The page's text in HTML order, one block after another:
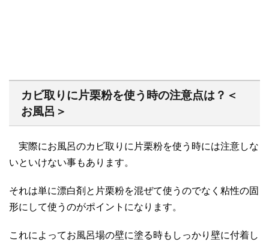
カビ取りに片栗粉を使う時の注意点は？＜
お風呂＞
実際にお風呂のカビ取りに片栗粉を使う時には注意しな
いといけない事もあります。
それは単に漂白剤と片栗粉を混ぜて使うのでなく粘性の固
形にして使うのがポイントになります。
これによってお風呂場の壁に塗る時もしっかり壁に付着し